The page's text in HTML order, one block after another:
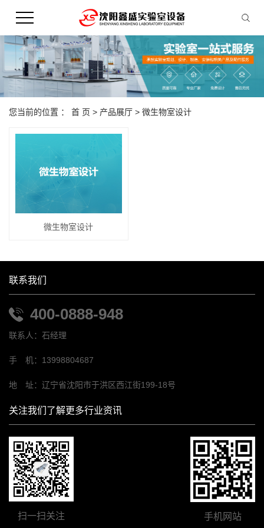
您当前的位置 ： 首 页 > 产品展厅 > 微生物室设计
微生物室设计
联系我们
400-0888-948
联系人：石经理
手 机：13998804687
地 址：辽宁省沈阳市于洪区西江街199-18号
关注我们了解更多行业资讯
扫一扫关注 手机网站